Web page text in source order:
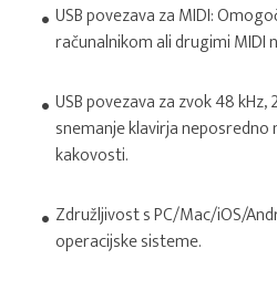
USB povezava za MIDI:
računalnikom ali drugimi MIDI
USB povezava za zvok 48
snemanje klavirja neposredno
kakovosti.
Združljivost s PC/Mac/iOS/
operacijske sisteme.